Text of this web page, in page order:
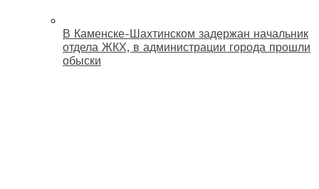
В Каменске-Шахтинском задержан начальник
отдела ЖКХ, в администрации города прошли
обыски